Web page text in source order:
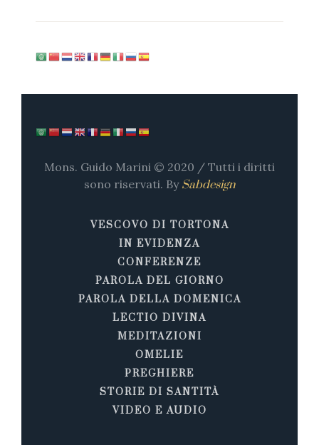
Mons. Guido Marini © 2020 / Tutti i diritti
sono riservati. By Sabdesign
VESCOVO DI TORTONA
IN EVIDENZA
CONFERENZE
PAROLA DEL GIORNO
PAROLA DELLA DOMENICA
LECTIO DIVINA
MEDITAZIONI
OMELIE
PREGHIERE
STORIE DI SANTITÀ
VIDEO E AUDIO